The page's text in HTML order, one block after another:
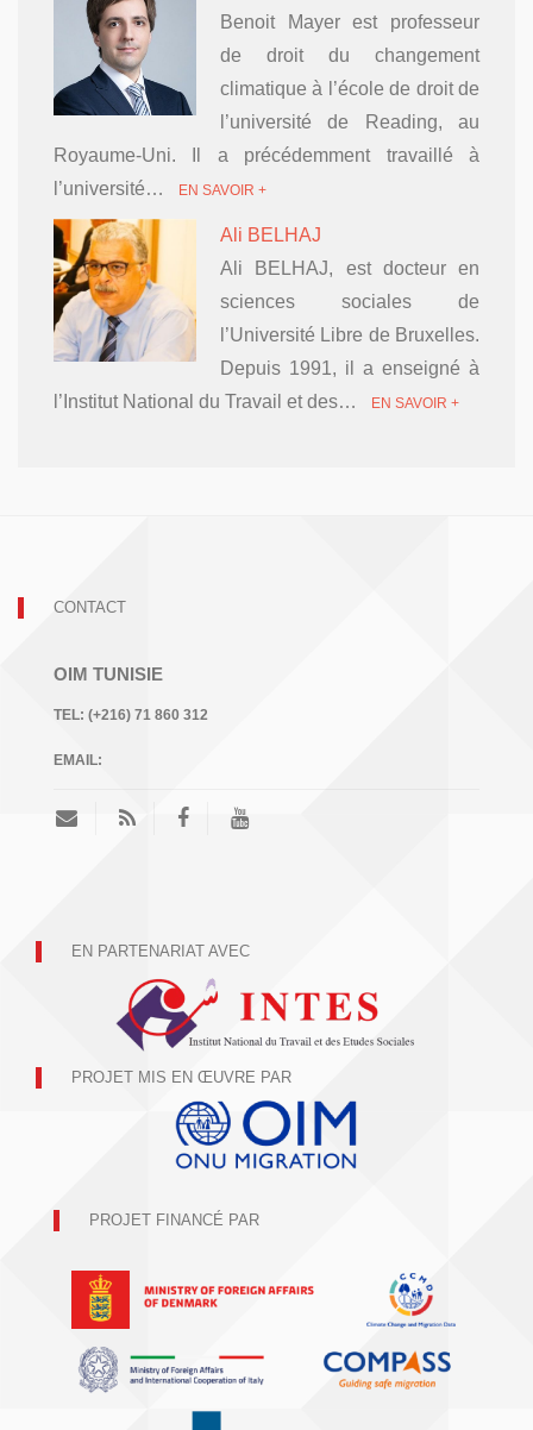
Benoit Mayer est professeur
de droit du changement
climatique à l’école de droit de
l’université de Reading, au
Royaume-Uni. Il a précédemment travaillé à
l’université…
EN SAVOIR +
Ali BELHAJ
Ali BELHAJ, est docteur en
sciences sociales de
l’Université Libre de Bruxelles.
Depuis 1991, il a enseigné à
l’Institut National du Travail et des…
EN SAVOIR +
CONTACT
OIM TUNISIE
TEL: (+216) 71 860 312
EMAIL:
EN PARTENARIAT AVEC
PROJET MIS EN ŒUVRE PAR
PROJET FINANCÉ PAR